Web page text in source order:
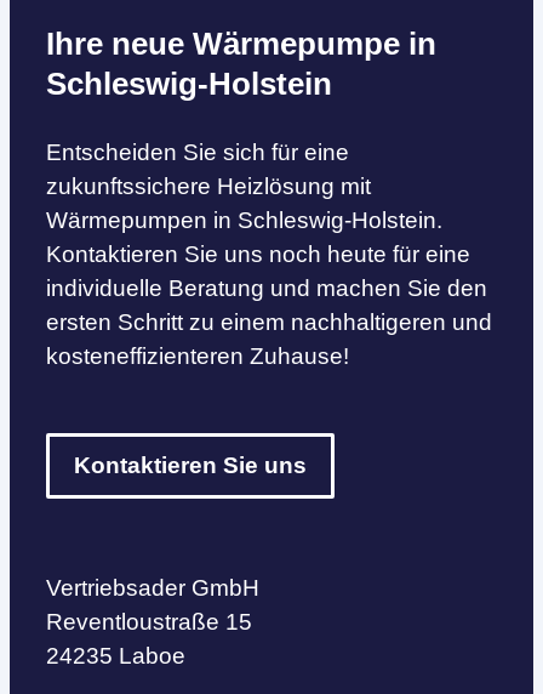
Ihre neue Wärmepumpe in
Schleswig-Holstein
Entscheiden Sie sich für eine
zukunftssichere Heizlösung mit
Wärmepumpen in Schleswig-Holstein.
Kontaktieren Sie uns noch heute für eine
individuelle Beratung und machen Sie den
ersten Schritt zu einem nachhaltigeren und
kosteneffizienteren Zuhause!
Kontaktieren Sie uns
Vertriebsader GmbH
Reventloustraße 15
24235 Laboe